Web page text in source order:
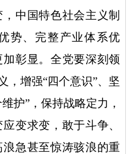
中国特色社会主义制
势、完整产业体系优
彰显。全党要深刻领
，增强“四个意识”、坚
护”，保持战略定力，
变求变，敢于斗争、
急甚至惊涛骇浪的重